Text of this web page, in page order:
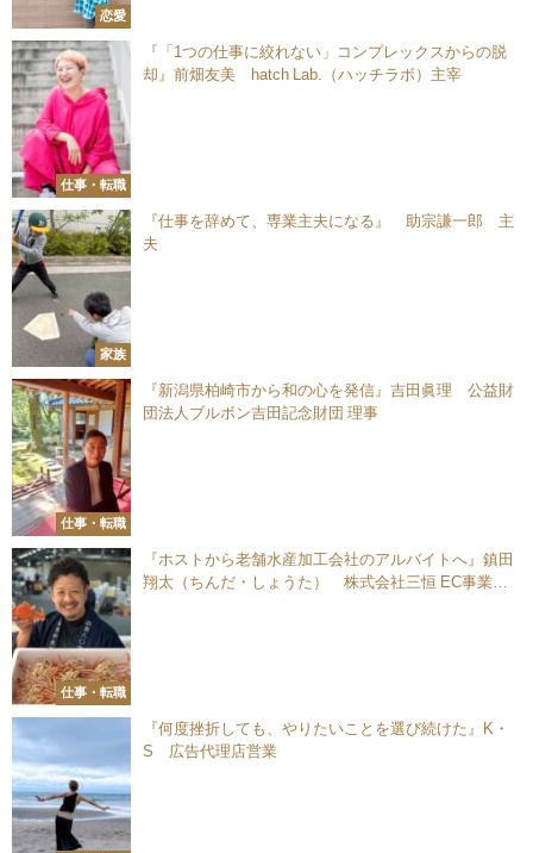
恋愛
仕事・転職
『「1つの仕事に絞れない」コンプレックスからの脱
却』前畑友美 hatch Lab.（ハッチラボ）主宰
家族
『仕事を辞めて、専業主夫になる』 助宗謙一郎 主
夫
仕事・転職
『新潟県柏崎市から和の心を発信』吉田眞理 公益財
団法人ブルボン吉田記念財団 理事
仕事・転職
『ホストから老舗水産加工会社のアルバイトへ』鎮田
翔太（ちんだ・しょうた） 株式会社三恒 EC事業部
『何度挫折しても、やりたいことを選び続けた』K・
S 広告代理店営業